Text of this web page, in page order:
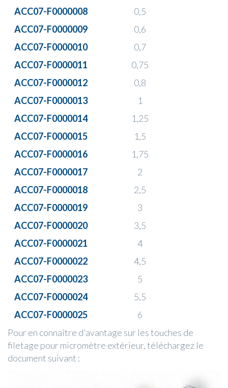
ACC07-F0000008
0,5
ACC07-F0000009
0,6
ACC07-F0000010
0,7
ACC07-F0000011
0,75
ACC07-F0000012
0,8
ACC07-F0000013
1
ACC07-F0000014
1,25
ACC07-F0000015
1,5
ACC07-F0000016
1,75
ACC07-F0000017
2
ACC07-F0000018
2,5
ACC07-F0000019
3
ACC07-F0000020
3,5
ACC07-F0000021
4
ACC07-F0000022
4,5
ACC07-F0000023
5
ACC07-F0000024
5,5
ACC07-F0000025
6
Pour en connaître d'avantage sur les touches de
filetage pour micromètre extérieur, téléchargez le
document suivant :